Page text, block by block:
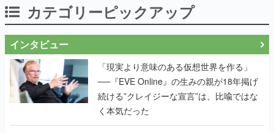
カテゴリーピックアップ
インタビュー
「現実より意味のある仮想世界を作る」
──『EVE Online』の生みの親が18年掲げ
続ける”クレイジーな宣言”は、比喩ではな
く本気だった